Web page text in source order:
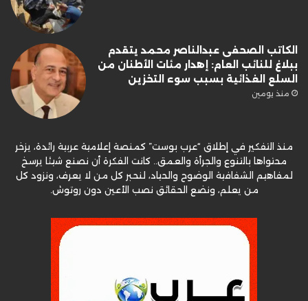
الكاتب الصحفى عبدالناصر محمد يتقدم
ببلاغ للنائب العام: إهدار مئات الأطنان من
السلع الغذائية بسبب سوء التخزين
منذ يومين
منذ التفكير في إطلاق “عرب بوست” كمنصة إعلامية عربية رائدة، يزخر
محتواها بالتنوع والجرأة والعمق.. كانت الفكرة أن نصنع شيئا يرسخ
لمفاهيم الشفافية الوضوح والحياد، لنحبر كل من لا يعرف، ونزود كل
من يعلم، ونضع الحقائق نصب الأعين دون روتوش.